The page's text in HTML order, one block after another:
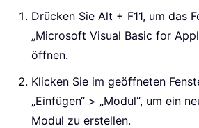
Drücken Sie Alt + F11, um das
„Microsoft Visual Basic for
öffnen.
Klicken Sie im geöffneten
„Einfügen“ > „Modul“, um ein
Modul zu erstellen.